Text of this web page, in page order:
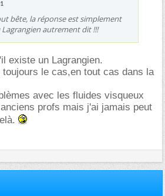
bête, la réponse est simplement
autrement dit !!!
existe un Lagrangien.
toujours le cas,en tout cas dans la
avec les fluides visqueux
profs mais j'ai jamais peut